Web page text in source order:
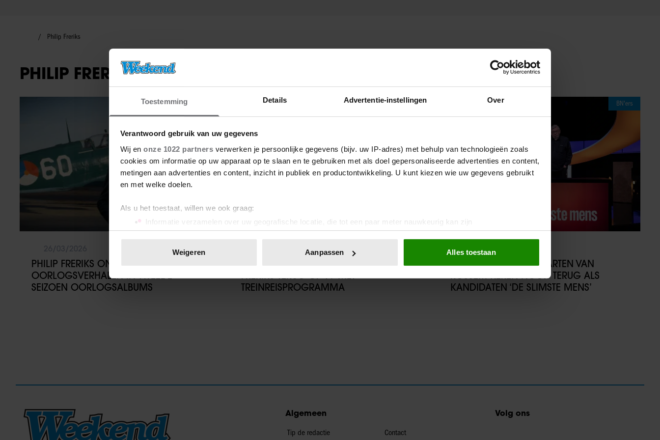
Toestemming Details Advertentie-instellingen Over
Verantwoord gebruik van uw gegevens
Wij en onze 1022 partners verwerken je persoonlijke gegevens (bijv. uw IP-adres) met behulp van technologieën zoals
cookies om informatie op uw apparaat op te slaan en te gebruiken met als doel gepersonaliseerde advertenties en content,
metingen aan advertenties en content, inzicht in publiek en productontwikkeling. U kunt kiezen wie uw gegevens gebruikt
en met welke doelen.
Als u het toestaat, willen we ook graag:
Informatie verzamelen over uw geografische locatie, die tot een paar meter nauwkeurig kan zijn
Uw apparaat identificeren door het actief te scannen op specifieke eigenschappen (fingerprinting)
toestemming op elk moment wijzigen of intrekken in de Cookieverklaring.
We gebruiken cookies om content en advertenties te personaliseren, om functies voor social media te bieden en om ons
Weigeren Aanpassen Alles toestaan
Philip Freriks
PHILIP FRERIKS
TV-programma
PHILIP FRERIKS ONTRAFELT VERGETEN
OORLOGSVERHALEN IN TWEEDE
SEIZOEN OORLOGSALBUMS
TV-programma
FRERIKS TERUG OP TV MET
TREINREISPROGRAMMA
BN'ers
30/01/2025
PHILIP FRERIKS EN MAARTEN VAN
ROSSEM KEREN NOOIT TERUG ALS
KANDIDATEN ‘DE SLIMSTE MENS’
Algemeen
Tip de redactie Contact
Volg ons